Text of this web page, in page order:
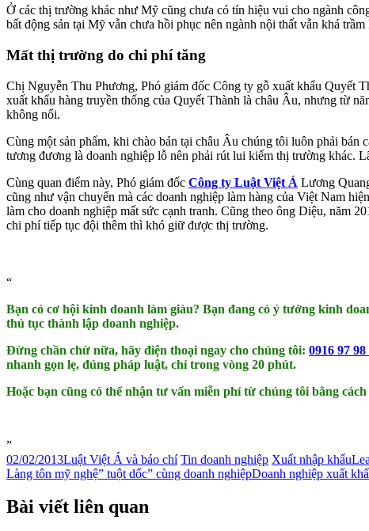
Ở các thị trường khác như Mỹ cũng chưa có tín hiệu vui cho ngành
bất động sản tại Mỹ vẫn chưa hồi phục nên ngành nội thất vẫn khá
Mất thị trường do chi phí tăng
Chị Nguyễn Thu Phương, Phó giám đốc Công ty gỗ xuất khẩu Quyết
xuất khẩu hàng truyền thống của Quyết Thành là châu Âu, nhưng từ
không nổi.
Cùng một sản phẩm, khi chào bán tại châu Âu chúng tôi luôn phải
tương đương là doanh nghiệp lỗ nên phải rút lui kiếm thị trường khác.
Cùng quan điểm này, Phó giám đốc Công ty Luật Việt Á Lương
cũng như vận chuyển mà các doanh nghiệp làm hàng của Việt Nam
làm cho doanh nghiệp mất sức cạnh tranh. Cũng theo ông Diệu, năm
chi phí tiếp tục đội thêm thì khó giữ được thị trường.
Bạn có cơ hội kinh doanh làm giàu? Bạn đang có ý tưởng kinh
thủ tục thành lập doanh nghiệp.
Đừng chần chừ nữa, hãy điện thoại ngay cho chúng tôi: 0916 97 98
nhanh gọn lẹ, đúng pháp luật, chỉ trong vòng 20 phút.
Hoặc bạn cũng có thể nhận tư vấn miễn phí từ chúng tôi bằng
02/02/2013Luật Việt Á và báo chí Tin doanh nghiệp Xuất nhập khẩu
Làng tôn mỹ nghệ” tuột dốc” cùng doanh nghiệpDoanh nghiệp xuất
Bài viết liên quan